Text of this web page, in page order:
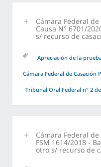
Cámara Federal
Causa N° 6701/
s/ recurso de
Apreciación de la
Cámara Federal de Casación
Tribunal Oral Federal n° 2
Cámara Federal de
FSM 1614/2018 -
otro s/ recurso de